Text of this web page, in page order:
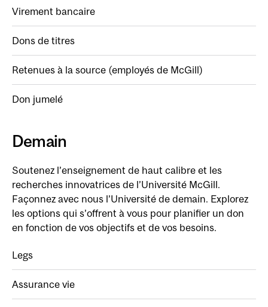
Virement bancaire
Dons de titres
Retenues à la source (employés de McGill)
Don jumelé
Demain
Soutenez l’enseignement de haut calibre et les
recherches innovatrices de l’Université McGill.
Façonnez avec nous l’Université de demain. Explorez
les options qui s’offrent à vous pour planifier un don
en fonction de vos objectifs et de vos besoins.
Legs
Assurance vie